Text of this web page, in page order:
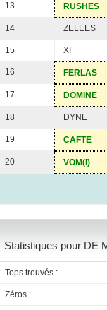
13 RUSHES
14 ZELEES
15 XI
16 FERLAS
17 DOMINE
18 DYNE
19 CAFTE
20 VOM(I)
Statistiques pour DE
Tops trouvés :
Zéros :